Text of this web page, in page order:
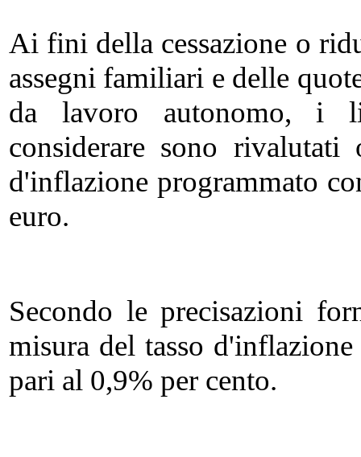
Ai fini della cessazione o
assegni familiari e delle
da lavoro autonomo, i
considerare sono
d'inflazione programmato
euro.
Secondo le precisazioni
misura del tasso
pari al 0,9% per cento.